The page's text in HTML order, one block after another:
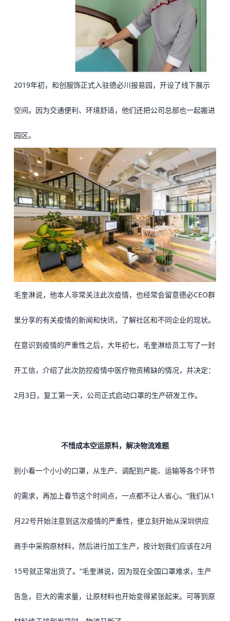
2019年初，和创服饰正式入驻德必川报易园，开设了线下展示
空间。因为交通便利、环境舒适，他们还把公司总部也一起搬进
园区。
毛奎淋说，他本人非常关注此次疫情，也经常会留意德必CEO群
里分享的有关疫情的新闻和快讯，了解社区和不同企业的现状。
在意识到疫情的严重性之后，大年初七，毛奎淋给员工写了一封
开工信，介绍了此次防控疫情中医疗物资稀缺的情况，并决定：
2月3日，复工第一天，公司正式启动口罩的生产研发工作。
不惜成本空运原料，解决物流难题
别小看一个小小的口罩，从生产、调配到产能、运输等各个环节
的需求，再加上春节这个时间点，一点都不让人省心。“我们从1
月22号开始注意到这次疫情的严重性，便立刻开始从深圳供应
商手中采购原材料，然后进行加工生产，按计划我们应该在2月
15号就正常出货了。”毛奎淋说，因为现在全国口罩难求，生产
告急，巨大的需求量，让原材料也开始变得紧张起来。可等到原